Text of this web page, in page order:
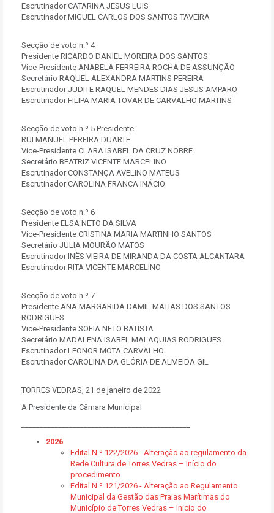
Escrutinador CATARINA JESUS LUIS
Escrutinador MIGUEL CARLOS DOS SANTOS TAVEIRA
Secção de voto n.º 4
Presidente RICARDO DANIEL MOREIRA DOS SANTOS
Vice-Presidente ANABELA FERREIRA ROCHA DE ASSUNÇÃO
Secretário RAQUEL ALEXANDRA MARTINS PEREIRA
Escrutinador JUDITE RAQUEL MENDES DIAS JESUS AMPARO
Escrutinador FILIPA MARIA TOVAR DE CARVALHO MARTINS
Secção de voto n.º 5 Presidente
RUI MANUEL PEREIRA DUARTE
Vice-Presidente CLARA ISABEL DA CRUZ NOBRE
Secretário BEATRIZ VICENTE MARCELINO
Escrutinador CONSTANÇA AVELINO MATEUS
Escrutinador CAROLINA FRANCA INÁCIO
Secção de voto n.º 6
Presidente ELSA NETO DA SILVA
Vice-Presidente CRISTINA MARIA MARTINHO SANTOS
Secretário JULIA MOURÃO MATOS
Escrutinador INÊS VIEIRA DE MIRANDA DA COSTA ALCANTARA
Escrutinador RITA VICENTE MARCELINO
Secção de voto n.º 7
Presidente ANA MARGARIDA DAMIL MATIAS DOS SANTOS
RODRIGUES
Vice-Presidente SOFIA NETO BATISTA
Secretário MADALENA ISABEL MALAQUIAS RODRIGUES
Escrutinador LEONOR MOTA CARVALHO
Escrutinador CAROLINA DA GLÓRIA DE ALMEIDA GIL
TORRES VEDRAS, 21 de janeiro de 2022
A Presidente da Câmara Municipal
2026
Edital N.º 122/2026 - Alteração ao regulamento da
Rede Cultura de Torres Vedras – Início do
procedimento
Edital N.º 121/2026 - Alteração ao Regulamento
Municipal da Gestão das Praias Marítimas do
Município de Torres Vedras – Inicio do